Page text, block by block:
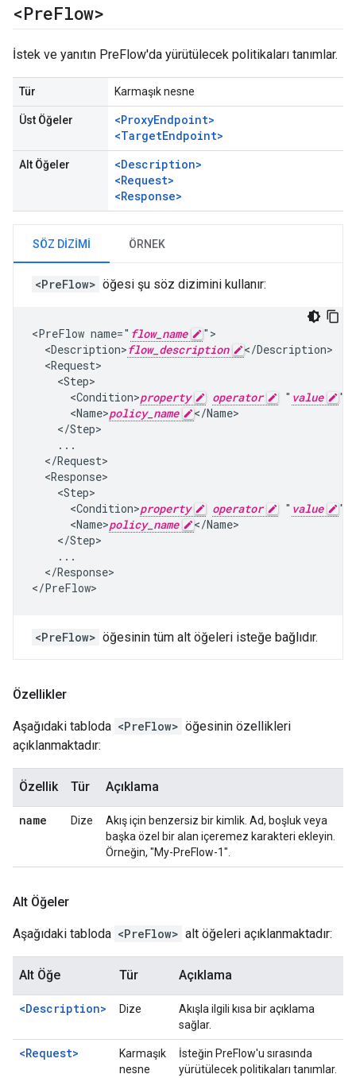
<PreFlow>
İstek ve yanıtın PreFlow'da yürütülecek politikaları tanımlar.
Tür Karmaşık nesne
Üst Öğeler
<ProxyEndpoint>
<TargetEndpoint>
Alt Öğeler
<Description>
<Request>
<Response>
SÖZ DIZIMI ÖRNEK
<PreFlow> öğesi şu söz dizimini kullanır:
<PreFlow name=" flow_name
">
  <Description>
flow_description
</Description>
  <Request>
    <Step>
      <Condition>
property operator " value
      <Name>
policy_name
</Name>
    </Step>
    ...
  </Request>
  <Response>
    <Step>
      <Condition>
property operator " value
      <Name>
policy_name
</Name>
    </Step>
    ...
  </Response>
</PreFlow>
<PreFlow> öğesinin tüm alt öğeleri isteğe bağlıdır.
Özellikler
Aşağıdaki tabloda <PreFlow> öğesinin özellikleri
açıklanmaktadır:
Özellik Tür Açıklama
name Dize
Akış için benzersiz bir kimlik. Ad, boşluk veya
başka özel bir alan içeremez karakteri ekleyin.
Örneğin, "My-PreFlow-1".
Alt Öğeler
Aşağıdaki tabloda <PreFlow> alt öğeleri açıklanmaktadır:
Alt Öğe Tür Açıklama
<Description> Dize
Akışla ilgili kısa bir açıklama
sağlar.
<Request>
Karmaşık
nesne
İsteğin PreFlow'u sırasında
yürütülecek politikaları tanımlar.